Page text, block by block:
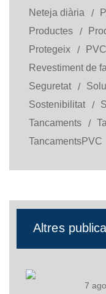
Neteja diària
Productes
Protegeix
PVC
Revestiment de
Seguretat
Sostenibilitat
Tancaments
TancamentsPVC
Altres
7